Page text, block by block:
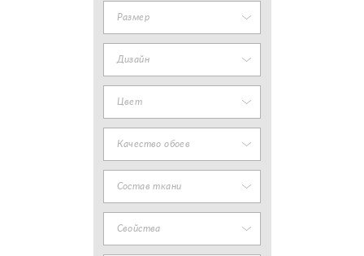
Размер
Дизайн
Цвет
Качество обоев
Состав ткани
Свойства